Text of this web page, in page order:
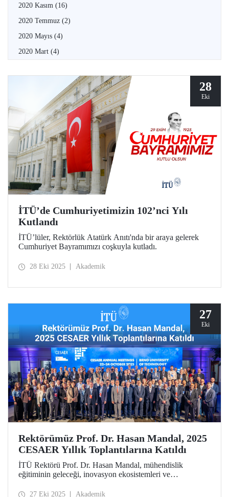
2020 Kasım (16)
2020 Temmuz (2)
2020 Mayıs (4)
2020 Mart (4)
28
Eki
İTÜ’de Cumhuriyetimizin 102’nci Yılı
Kutlandı
İTÜ’lüler, Rektörlük Atatürk Anıtı'nda bir araya gelerek
Cumhuriyet Bayramımızı coşkuyla kutladı.
28 Eki 2025 Akademik
27
Eki
Rektörümüz Prof. Dr. Hasan Mandal, 2025
CESAER Yıllık Toplantılarına Katıldı
İTÜ Rektörü Prof. Dr. Hasan Mandal, mühendislik
eğitiminin geleceği, inovasyon ekosistemleri ve
öncü rolünün ele alındığı 2025 CESAER Yıllık
27 Eki 2025 Akademik